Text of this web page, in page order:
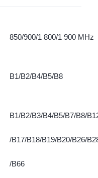
850/900/1 800/1 900 MHz
B1/B2/B4/B5/B8
B1/B2/B3/B4/B5/B7/B8/
/B17/B18/B19/B20/B26/
/B66